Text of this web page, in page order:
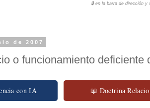
🔒 en la barra de dirección y
de 2007
o funcionamiento deficiente
con IA 📖 Doctrina